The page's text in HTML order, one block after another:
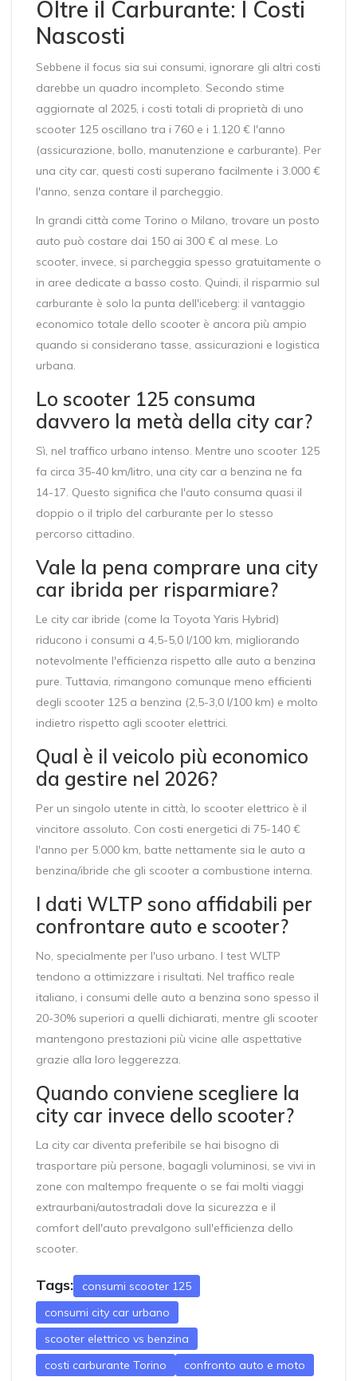
Oltre il Carburante: I Costi
Nascosti
Sebbene il focus sia sui consumi, ignorare gli altri costi
darebbe un quadro incompleto. Secondo stime
aggiornate al 2025, i costi totali di proprietà di uno
scooter 125 oscillano tra i 760 e i 1.120 € l'anno
(assicurazione, bollo, manutenzione e carburante). Per
una city car, questi costi superano facilmente i 3.000 €
l'anno, senza contare il parcheggio.
In grandi città come Torino o Milano, trovare un posto
auto può costare dai 150 ai 300 € al mese. Lo
scooter, invece, si parcheggia spesso gratuitamente o
in aree dedicate a basso costo. Quindi, il risparmio sul
carburante è solo la punta dell'iceberg: il vantaggio
economico totale dello scooter è ancora più ampio
quando si considerano tasse, assicurazioni e logistica
urbana.
Lo scooter 125 consuma
davvero la metà della city car?
Sì, nel traffico urbano intenso. Mentre uno scooter 125
fa circa 35-40 km/litro, una city car a benzina ne fa
14-17. Questo significa che l'auto consuma quasi il
doppio o il triplo del carburante per lo stesso
percorso cittadino.
Vale la pena comprare una city
car ibrida per risparmiare?
Le city car ibride (come la Toyota Yaris Hybrid)
riducono i consumi a 4,5-5,0 l/100 km, migliorando
notevolmente l'efficienza rispetto alle auto a benzina
pure. Tuttavia, rimangono comunque meno efficienti
degli scooter 125 a benzina (2,5-3,0 l/100 km) e molto
indietro rispetto agli scooter elettrici.
Qual è il veicolo più economico
da gestire nel 2026?
Per un singolo utente in città, lo scooter elettrico è il
vincitore assoluto. Con costi energetici di 75-140 €
l'anno per 5.000 km, batte nettamente sia le auto a
benzina/ibride che gli scooter a combustione interna.
I dati WLTP sono affidabili per
confrontare auto e scooter?
No, specialmente per l'uso urbano. I test WLTP
tendono a ottimizzare i risultati. Nel traffico reale
italiano, i consumi delle auto a benzina sono spesso il
20-30% superiori a quelli dichiarati, mentre gli scooter
mantengono prestazioni più vicine alle aspettative
grazie alla loro leggerezza.
Quando conviene scegliere la
city car invece dello scooter?
La city car diventa preferibile se hai bisogno di
trasportare più persone, bagagli voluminosi, se vivi in
zone con maltempo frequente o se fai molti viaggi
extraurbani/autostradali dove la sicurezza e il
comfort dell'auto prevalgono sull'efficienza dello
scooter.
Tags:
consumi scooter 125
consumi city car urbano
scooter elettrico vs benzina
costi carburante Torino
confronto auto e moto